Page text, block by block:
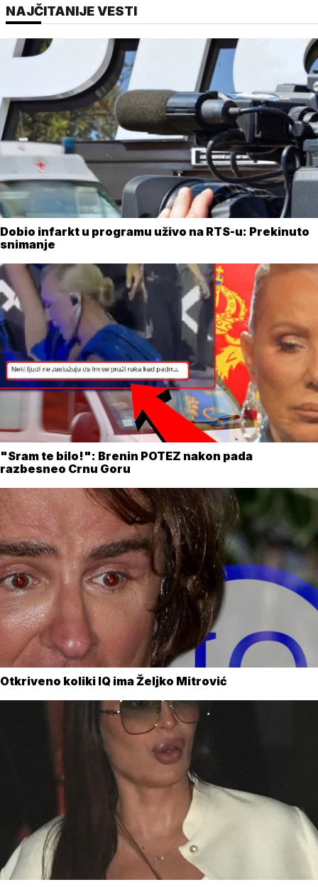
NAJČITANIJE VESTI
Dobio infarkt u programu uživo na RTS-u: Prekinuto
snimanje
"Sram te bilo!": Brenin POTEZ nakon pada
razbesneo Crnu Goru
Otkriveno koliki IQ ima Željko Mitrović